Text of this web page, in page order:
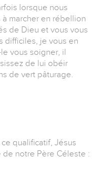
lorsque nous
marcher en rébellion
de Dieu et vous vous
difficiles, je vous en
vous soigner, il
de lui obéir
de vert pâturage.
qualificatif, Jésus
de notre Père Céleste :